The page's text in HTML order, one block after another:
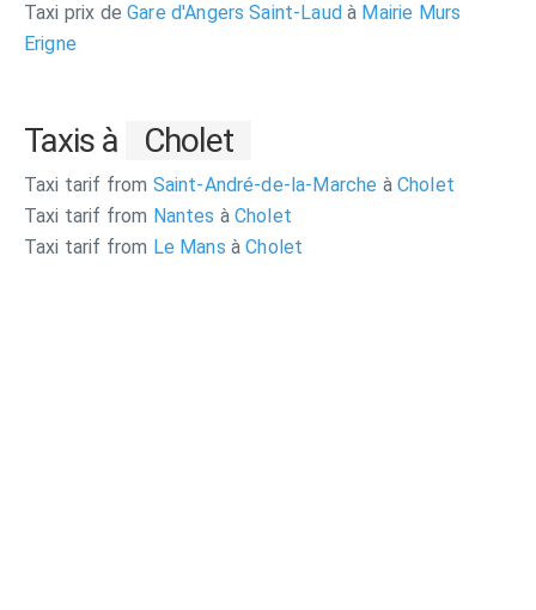
Taxi prix de Gare d'Angers Saint-Laudà Mairie Murs
Erigne
Taxis à Cholet
Taxi tarif from Saint-André-de-la-Marche àCholet
Taxi tarif from Nantes àCholet
Taxi tarif from Le Mans à Cholet